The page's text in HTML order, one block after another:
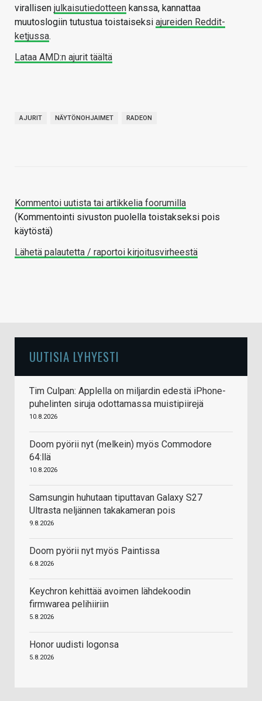
virallisen julkaisutiedotteen kanssa, kannattaa
muutoslogiin tutustua toistaiseksi ajureiden Reddit-
ketjussa.
Lataa AMD:n ajurit täältä
AJURIT NÄYTÖNOHJAIMET RADEON
Kommentoi uutista tai artikkelia foorumilla
(Kommentointi sivuston puolella toistakseksi pois
käytöstä)
Lähetä palautetta / raportoi kirjoitusvirheestä
UUTISIA LYHYESTI
Tim Culpan: Applella on miljardin edestä iPhone-
puhelinten siruja odottamassa muistipiirejä
10.8.2026
Doom pyörii nyt (melkein) myös Commodore
64:llä
10.8.2026
Samsungin huhutaan tiputtavan Galaxy S27
Ultrasta neljännen takakameran pois
9.8.2026
Doom pyörii nyt myös Paintissa
6.8.2026
Keychron kehittää avoimen lähdekoodin
firmwarea pelihiiriin
5.8.2026
Honor uudisti logonsa
5.8.2026